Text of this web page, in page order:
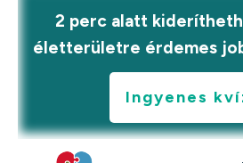
2 perc alatt
életterületre érdemes
Ingyenes